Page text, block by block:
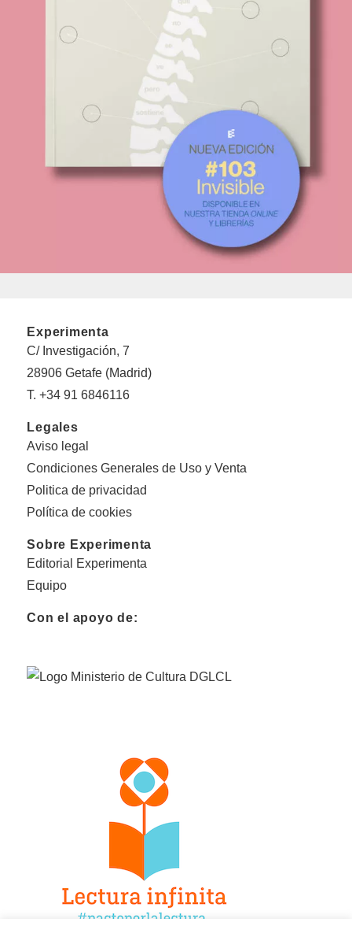
Experimenta
C/ Investigación, 7
28906 Getafe (Madrid)
T. +34 91 6846116
Legales
Aviso legal
Condiciones Generales de Uso y Venta
Politica de privacidad
Política de cookies
Sobre Experimenta
Editorial Experimenta
Equipo
Con el apoyo de: